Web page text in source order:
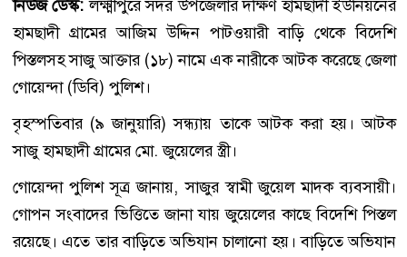
নিউজ ডেস্ক:লক্ষ্মীপুরে সদর উপজেলার দক্ষিণ হামছাদী ইউনিয়নের
হামছাদী গ্রামের আজিম উদ্দিন পাটওয়ারী বাড়ি থেকে বিদেশি
পিস্তলসহ সাজু আক্তার (১৮) নামে এক নারীকে আটক করেছে জেলা
গোয়েন্দা (ডিবি) পুলিশ।
বৃহস্পতিবার (৯ জানুয়ারি) সন্ধ্যায় তাকে আটক করা হয়। আটক
সাজু হামছাদী গ্রামের মো. জুয়েলের স্ত্রী।
গোয়েন্দা পুলিশ সূত্র জানায়, সাজুর স্বামী জুয়েল মাদক ব্যবসায়ী।
গোপন সংবাদের ভিত্তিতে জানা যায় জুয়েলের কাছে বিদেশি পিস্তল
রয়েছে। এতে তার বাড়িতে অভিযান চালানো হয়। বাড়িতে অভিযান